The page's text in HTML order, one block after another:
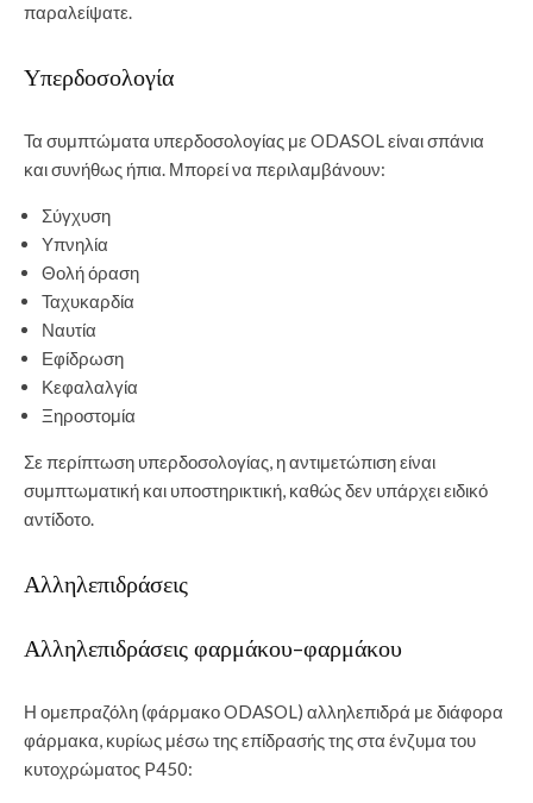
παραλείψατε.
Υπερδοσολογία
Τα συμπτώματα υπερδοσολογίας με ODASOL είναι σπάνια
και συνήθως ήπια. Μπορεί να περιλαμβάνουν:
Σύγχυση
Υπνηλία
Θολή όραση
Ταχυκαρδία
Ναυτία
Εφίδρωση
Κεφαλαλγία
Ξηροστομία
Σε περίπτωση υπερδοσολογίας, η αντιμετώπιση είναι
συμπτωματική και υποστηρικτική, καθώς δεν υπάρχει ειδικό
αντίδοτο.
Αλληλεπιδράσεις
Αλληλεπιδράσεις φαρμάκου-φαρμάκου
Η ομεπραζόλη (φάρμακο ODASOL) αλληλεπιδρά με διάφορα
φάρμακα, κυρίως μέσω της επίδρασής της στα ένζυμα του
κυτοχρώματος P450: